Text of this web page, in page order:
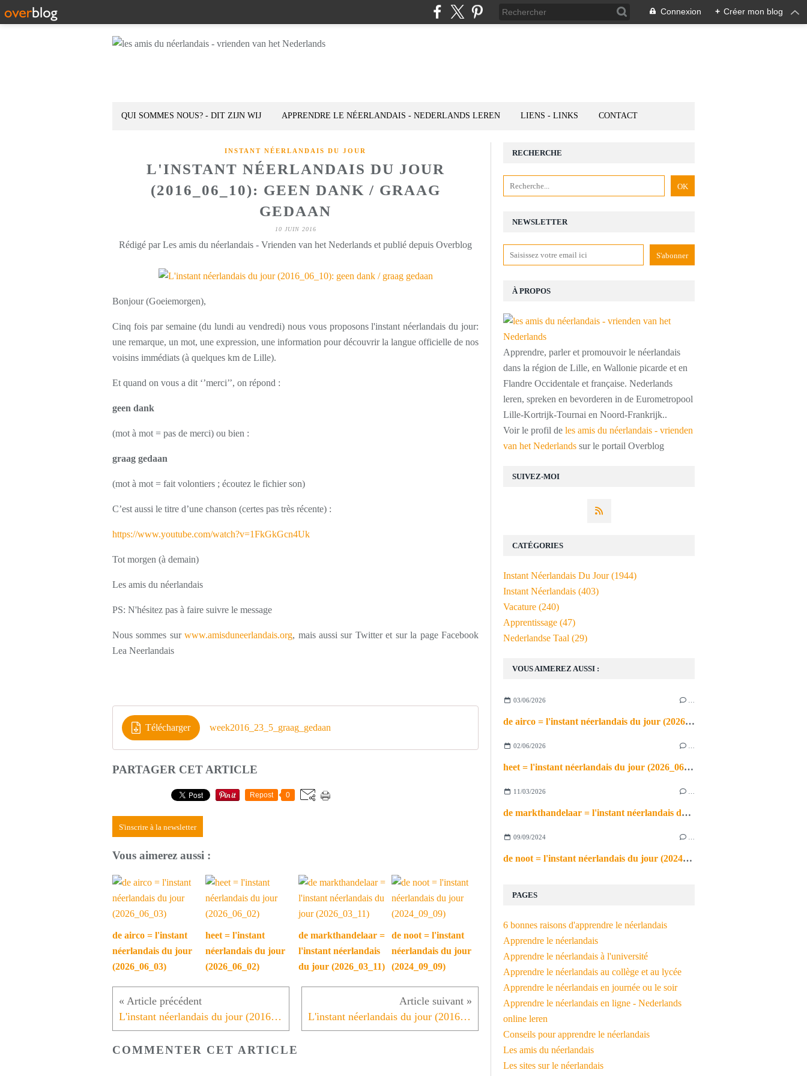
Connexion + Créer mon blog
QUI SOMMES NOUS? - DIT ZIJN WIJ APPRENDRE LE NÉERLANDAIS - NEDERLANDS LEREN LIENS - LINKS CONTACT
INSTANT NÉERLANDAIS DU JOUR
L'INSTANT NÉERLANDAIS DU JOUR
(2016_06_10): GEEN DANK / GRAAG
GEDAAN
10 JUIN 2016
Rédigé par Les amis du néerlandais - Vrienden van het Nederlands et publié depuis Overblog
Bonjour (Goeiemorgen),
Cinq fois par semaine (du lundi au vendredi) nous vous proposons l'instant néerlandais du jour:
une remarque, un mot, une expression, une information pour découvrir la langue officielle de nos
voisins immédiats (à quelques km de Lille).
Et quand on vous a dit ‘’merci’’, on répond :
geen dank
(mot à mot = pas de merci) ou bien :
graag gedaan
(mot à mot = fait volontiers ; écoutez le fichier son)
C’est aussi le titre d’une chanson (certes pas très récente) :
https://www.youtube.com/watch?v=1FkGkGcn4Uk
Tot morgen (à demain)
Les amis du néerlandais
PS: N'hésitez pas à faire suivre le message
Nous sommes surwww.amisduneerlandais.org, mais aussi sur Twitter et sur la page Facebook
Lea Neerlandais
Télécharger week2016_23_5_graag_gedaan
PARTAGER CET ARTICLE
Repost 0
S'inscrire à la newsletter
Vous aimerez aussi :
de airco = l'instant
néerlandais du jour
(2026_06_03)
heet = l'instant
néerlandais du jour
(2026_06_02)
de markthandelaar =
l'instant néerlandais
du jour (2026_03_11)
de noot = l'instant
néerlandais du jour
(2024_09_09)
L'instant néerlandais du jour (2016_06_09): dank u etc. L'instant néerlandais du jour (2016_06_13): uw kamernummer?
COMMENTER CET ARTICLE
NEWSLETTER
SUIVEZ-MOI
RECHERCHE
À PROPOS
Apprendre, parler et promouvoir le néerlandais
dans la région de Lille, en Wallonie picarde et en
Flandre Occidentale et française. Nederlands
leren, spreken en bevorderen in de Eurometropool
Lille-Kortrijk-Tournai en Noord-Frankrijk..
Voir le profil de les amis du néerlandais - vrienden
van het Nederlands sur le portail Overblog
VOUS AIMEREZ AUSSI :
03/06/2026
de airco = l'instant néerlandais du jour (2026_06_03)
02/06/2026
heet = l'instant néerlandais du jour (2026_06_02)
11/03/2026
de markthandelaar = l'instant néerlandais du jour (2026_03_11)
09/09/2024
de noot = l'instant néerlandais du jour (2024_09_09)
PAGES
6 bonnes raisons d'apprendre le néerlandais
Apprendre le néerlandais
Apprendre le néerlandais à l'université
Apprendre le néerlandais au collège et au lycée
Apprendre le néerlandais en journée ou le soir
Apprendre le néerlandais en ligne - Nederlands
online leren
Conseils pour apprendre le néerlandais
Les amis du néerlandais
Les sites sur le néerlandais
CATÉGORIES
Instant Néerlandais Du Jour(1944)
Instant Néerlandais (403)
Vacature (240)
Apprentissage (47)
Nederlandse Taal (29)